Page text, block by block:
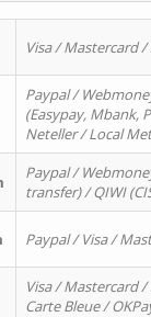
Visa / Mastercard /
Paypal /
(Easypay, Mbank,
Neteller / Local
Paypal /
transfer) / QIWI
Paypal / Visa /
Visa / Mastercard
Carte Bleue /